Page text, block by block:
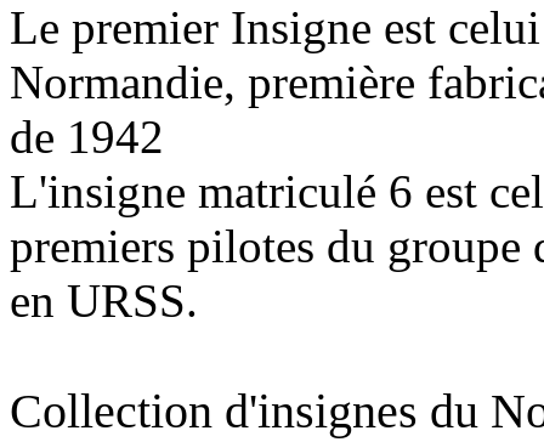
Le premier Insigne est
Normandie, première
de 1942
L'insigne matriculé 6 est
premiers pilotes du groupe
en URSS.
Collection d'insignes du